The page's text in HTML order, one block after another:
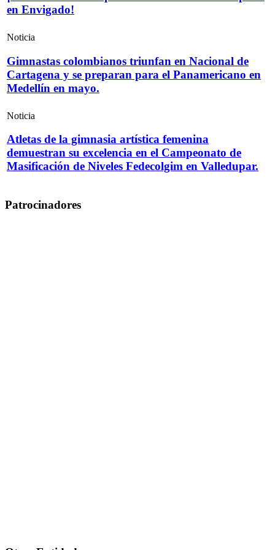
en Envigado!
Noticia
Gimnastas colombianos triunfan en Nacional de
Cartagena y se preparan para el Panamericano en
Medellín en mayo.
Noticia
Atletas de la gimnasia artística femenina
demuestran su excelencia en el Campeonato de
Masificación de Niveles Fedecolgim en Valledupar.
Patrocinadores